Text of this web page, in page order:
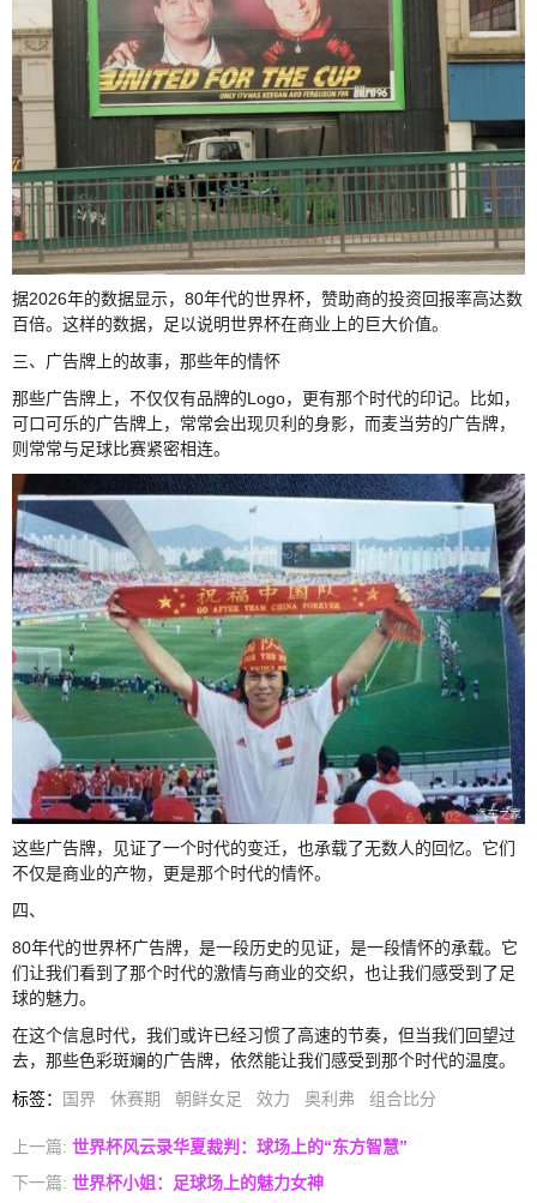
据2026年的数据显示，80年代的世界杯，赞助商的投资回报率高达数
百倍。这样的数据，足以说明世界杯在商业上的巨大价值。
三、广告牌上的故事，那些年的情怀
那些广告牌上，不仅仅有品牌的Logo，更有那个时代的印记。比如，
可口可乐的广告牌上，常常会出现贝利的身影，而麦当劳的广告牌，
则常常与足球比赛紧密相连。
这些广告牌，见证了一个时代的变迁，也承载了无数人的回忆。它们
不仅是商业的产物，更是那个时代的情怀。
四、
80年代的世界杯广告牌，是一段历史的见证，是一段情怀的承载。它
们让我们看到了那个时代的激情与商业的交织，也让我们感受到了足
球的魅力。
在这个信息时代，我们或许已经习惯了高速的节奏，但当我们回望过
去，那些色彩斑斓的广告牌，依然能让我们感受到那个时代的温度。
标签： 国界 休赛期 朝鲜女足 效力 奥利弗 组合比分
上一篇: 世界杯风云录华夏裁判：球场上的“东方智慧”
下一篇: 世界杯小姐：足球场上的魅力女神